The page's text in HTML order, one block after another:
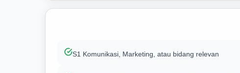
S1 Komunikasi, Marketing, atau bidang relevan